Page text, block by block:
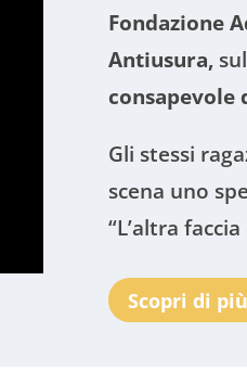
Fondazione
Antiusura,sul
consapevole
Gli stessi
scena uno
“L’altra
Scopri di